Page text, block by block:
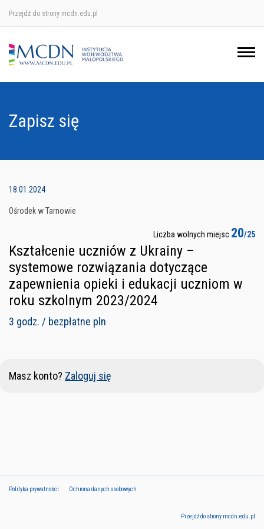
Przejdź do strony mcdn.edu.pl
Zapisz się
18.01.2024
Ośrodek w Tarnowie
Liczba wolnych miejsc 20/25
Kształcenie uczniów z Ukrainy –
systemowe rozwiązania dotyczące
zapewnienia opieki i edukacji uczniom w
roku szkolnym 2023/2024
3 godz. / bezpłatne pln
Masz konto? Zaloguj się
Polityka prywatności Ochrona danych osobowych
Przejdź do strony mcdn.edu.pl
Ośrodek w Krakowie
Ośrodek w Nowym Sączu
Ośrodek w Tarnowie